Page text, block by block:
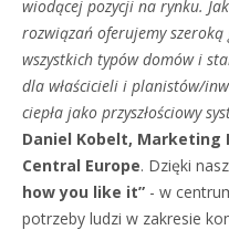
wiodącej pozycji na rynku.
rozwiązań oferujemy
wszystkich typów domów i
dla właścicieli i planistów/
ciepła jako przyszłościowy
Daniel Kobelt, Marketing
Central Europe. Dzięki
how you like it” - w
potrzeby ludzi w zakresie